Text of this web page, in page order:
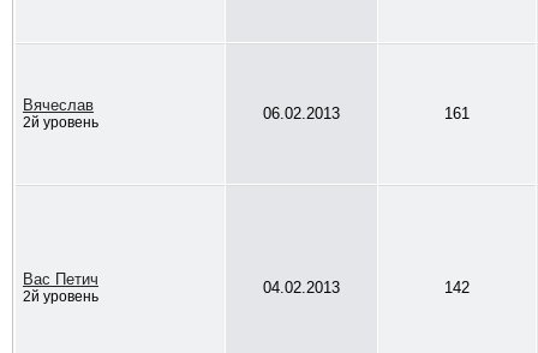
Вячеслав
2й уровень 06.02.2013 161
Вас Петич
2й уровень 04.02.2013 142